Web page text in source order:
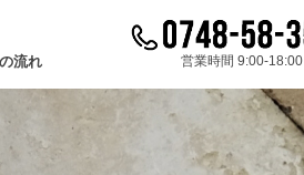
流れ 営業時間 9:00-18:00